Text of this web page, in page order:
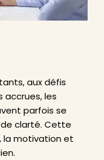
aux défis
accrues, les
parfois se
clarté. Cette
la motivation et